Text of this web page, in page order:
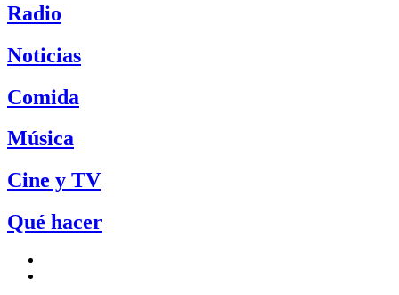
Radio
Noticias
Comida
Música
Cine y TV
Qué hacer